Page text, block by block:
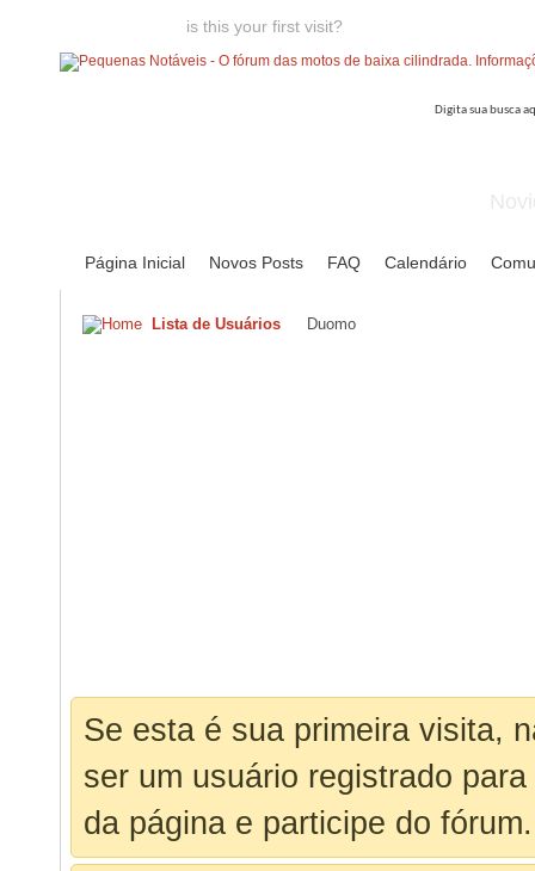
is this your first visit?
Página Inicial Novos Posts FAQ Calendário
Lista de Usuários Duomo
Se esta é sua primeira visita,
ser um usuário registrado
da página e participe do fórum.